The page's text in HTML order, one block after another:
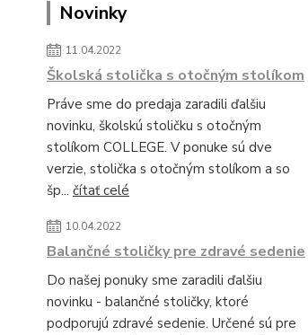
Novinky
11.04.2022
Školská stolička s otočným stolíkom
Práve sme do predaja zaradili ďalšiu
novinku, školskú stoličku s otočným
stolíkom COLLEGE. V ponuke sú dve
verzie, stolička s otočným stolíkom a so
šp... čítať celé
10.04.2022
Balančné stoličky pre zdravé sedenie
Do našej ponuky sme zaradili ďalšiu
novinku - balančné stoličky, ktoré
podporujú zdravé sedenie. Určené sú pre